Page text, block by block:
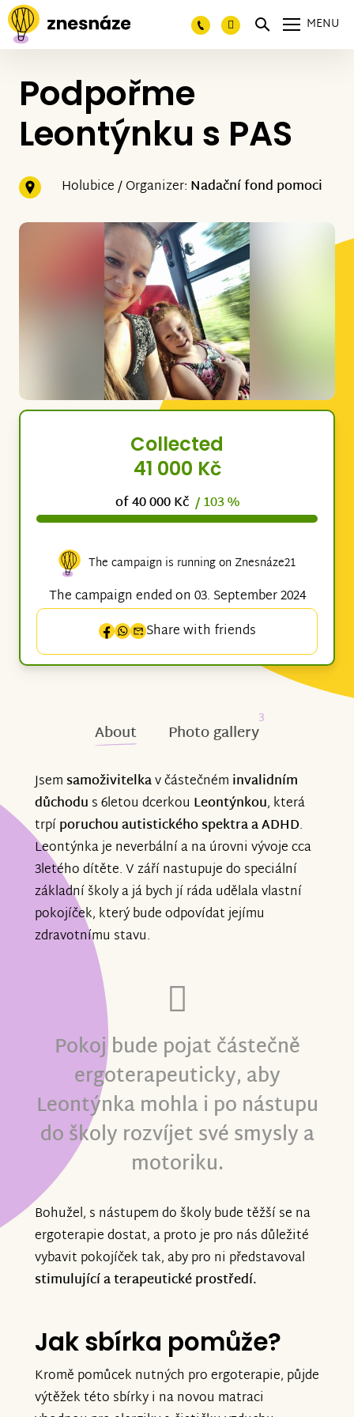
MENU
Podpořme
Leontýnku s PAS
Holubice / Organizer: Nadační fond pomoci
Collected
41 000 Kč
of 40 000 Kč / 103 %
The campaign is running on Znesnáze21
The campaign ended on 03. September 2024
Share with friends
About Photo gallery
3
Jsemsamoživitelkav částečném invalidním
důchodu s 6letou dcerkou Leontýnkou, která
trpíporuchou autistického spektra a ADHD.
Leontýnka je neverbální a na úrovni vývoje cca
3letého dítěte. V září nastupuje do speciální
základní školy a já bych jí ráda udělala vlastní
pokojíček, který bude odpovídat jejímu
zdravotnímu stavu.
Pokoj bude pojat částečně
ergoterapeuticky, aby
Leontýnka mohla i po nástupu
do školy rozvíjet své smysly a
motoriku.
Bohužel, s nástupem do školy bude těžší se na
ergoterapie dostat, a proto je pro nás důležité
vybavit pokojíček tak, aby pro ni představoval
stimulující a terapeutické prostředí.
Jak sbírka pomůže?
Kromě pomůcek nutných pro ergoterapie, půjde
výtěžek této sbírky i na novou matraci